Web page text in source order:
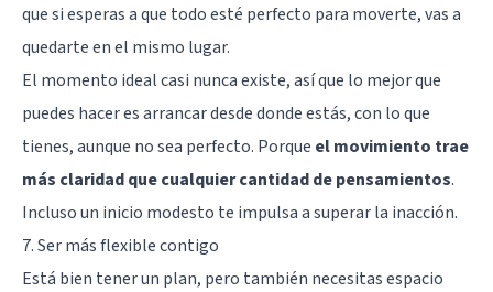
que si esperas a que todo esté perfecto para moverte, vas a
quedarte en el mismo lugar.
El momento ideal casi nunca existe, así que lo mejor que
puedes hacer es arrancar desde donde estás, con lo que
tienes, aunque no sea perfecto. Porque el movimiento trae
más claridad que cualquier cantidad de pensamientos.
Incluso un inicio modesto te impulsa a superar la inacción.
7. Ser más flexible contigo
Está bien tener un plan, pero también necesitas espacio